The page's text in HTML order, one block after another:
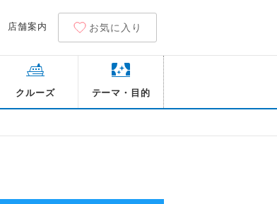
店舗案内 お気に入り
クルーズ テーマ・目的